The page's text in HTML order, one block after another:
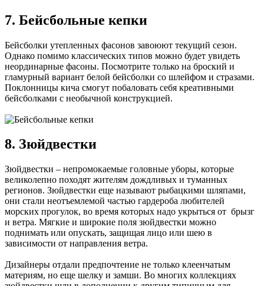
7. Бейсбольные кепки
Бейсболки утепленных фасонов завоюют текущий сезон.
Однако помимо классических типов можно будет увидеть
неординарные фасоны. Посмотрите только на броский и
гламурный вариант белой бейсболки со шлейфом и стразами.
Поклонницы кича смогут побаловать себя креативными
бейсболками с необычной конструкцией.
8. Зюйдвестки
Зюйдвестки – непромокаемые головные уборы, которые
великолепно походят жителям дождливых и туманных
регионов. Зюйдвестки еще называют рыбацкими шляпами,
они стали неотъемлемой частью гардероба любителей
морских прогулок, во время которых надо укрыться от брызг
и ветра. Мягкие и широкие поля зюйдвестки можно
поднимать или опускать, защищая лицо или шею в
зависимости от направления ветра.
Дизайнеры отдали предпочтение не только клеенчатым
материям, но еще шелку и замши. Во многих коллекциях